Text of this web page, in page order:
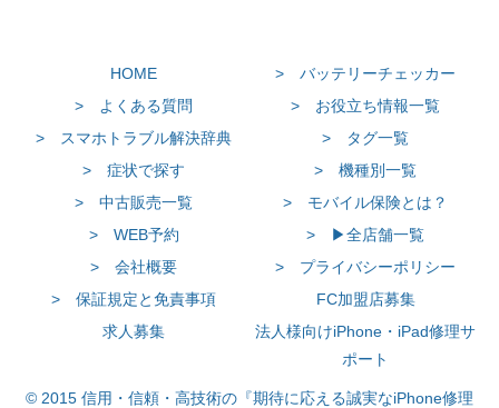
HOME
> バッテリーチェッカー
> よくある質問
> お役立ち情報一覧
> スマホトラブル解決辞典
> タグ一覧
> 症状で探す
> 機種別一覧
> 中古販売一覧
> モバイル保険とは？
> WEB予約
> ▶全店舗一覧
> 会社概要
> プライバシーポリシー
> 保証規定と免責事項
FC加盟店募集
求人募集
法人様向けiPhone・iPad修理サ
ポート
© 2015 信用・信頼・高技術の『期待に応える誠実なiPhone修理